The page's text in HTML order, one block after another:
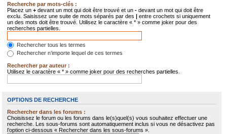
Recherche par mots-clés :
Placez un + devant un mot qui doit être trouvé et un - devant un mot qui doit être
exclu. Saisissez une suite de mots séparés par des | entre crochets si uniquement
un des mots doit être trouvé. Utilisez le caractère « * » comme joker pour des
recherches partielles.
Rechercher tous les termes
Rechercher n’importe lequel de ces termes
Rechercher par auteur :
Utilisez le caractère « * » comme joker pour des recherches partielles.
OPTIONS DE RECHERCHE
Rechercher dans les forums :
Choisissez le forum ou les forums dans le(s)quel(s) vous souhaitez effectuer une
recherche. Les sous-forums sont automatiquement inclus si vous ne désactivez pas
l’option ci-dessous « Rechercher dans les sous-forums ».